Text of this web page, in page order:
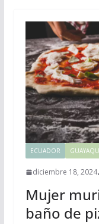
ECUADOR
diciembre 18, 2024
Mujer
baño de